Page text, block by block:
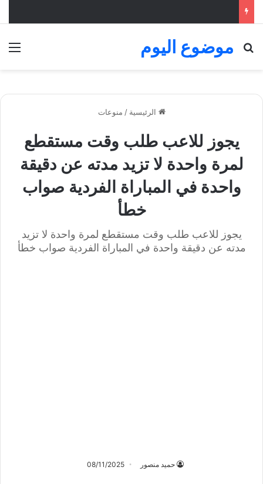
موضوع اليوم
بحث عن
الرئيسية / منوعات
يجوز للاعب طلب وقت مستقطع
لمرة واحدة لا تزيد مدته عن دقيقة
واحدة في المباراة الفردية صواب
خطأ
يجوز للاعب طلب وقت مستقطع لمرة واحدة لا تزيد
مدته عن دقيقة واحدة في المباراة الفردية صواب خطأ
حميد منصور 08/11/2025